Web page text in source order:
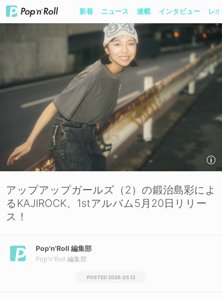
新着 ニュース 連載 インタビュー レ
アップアップガールズ（2）の鍛治島彩によ
るKAJIROCK、1stアルバム5月20日リリー
ス！
Pop'n'Roll 編集部
Pop'n'Roll 編集部
2026.05.12